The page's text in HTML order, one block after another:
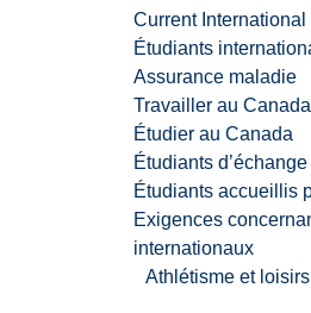
Current International
Étudiants
Assurance maladie
Travailler au Canada
Étudier au Canada
Étudiants
Étudiants accueillis
Exigences
internationaux
Athlétisme et